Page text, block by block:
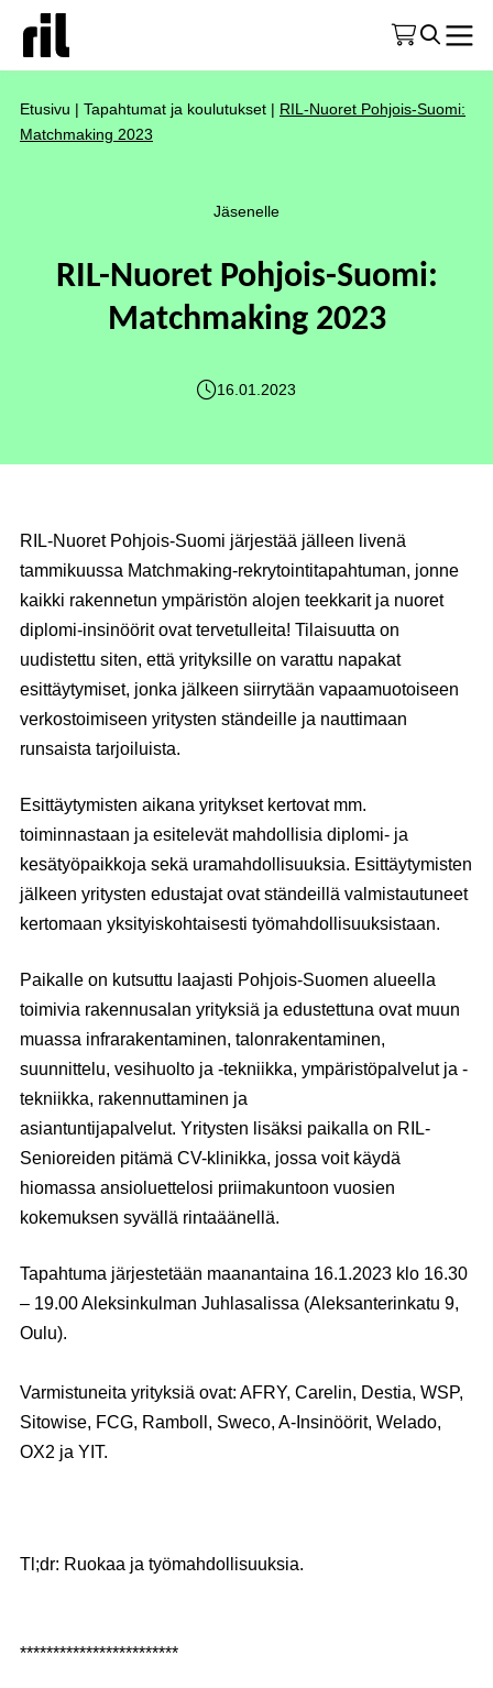
Etusivu | Tapahtumat ja koulutukset | RIL-Nuoret Pohjois-Suomi:
Matchmaking 2023
Jäsenelle
RIL-Nuoret Pohjois-Suomi:
Matchmaking 2023
16.01.2023
RIL-Nuoret Pohjois-Suomi järjestää jälleen livenä
tammikuussa Matchmaking-rekrytointitapahtuman, jonne
kaikki rakennetun ympäristön alojen teekkarit ja nuoret
diplomi-insinöörit ovat tervetulleita! Tilaisuutta on
uudistettu siten, että yrityksille on varattu napakat
esittäytymiset, jonka jälkeen siirrytään vapaamuotoiseen
verkostoimiseen yritysten ständeille ja nauttimaan
runsaista tarjoiluista.
Esittäytymisten aikana yritykset kertovat mm.
toiminnastaan ja esitelevät mahdollisia diplomi- ja
kesätyöpaikkoja sekä uramahdollisuuksia. Esittäytymisten
jälkeen yritysten edustajat ovat ständeillä valmistautuneet
kertomaan yksityiskohtaisesti työmahdollisuuksistaan.
Paikalle on kutsuttu laajasti Pohjois-Suomen alueella
toimivia rakennusalan yrityksiä ja edustettuna ovat muun
muassa infrarakentaminen, talonrakentaminen,
suunnittelu, vesihuolto ja -tekniikka, ympäristöpalvelut ja -
tekniikka, rakennuttaminen ja
asiantuntijapalvelut. Yritysten lisäksi paikalla on RIL-
Senioreiden pitämä CV-klinikka, jossa voit käydä
hiomassa ansioluettelosi priimakuntoon vuosien
kokemuksen syvällä rintaäänellä.
Tapahtuma järjestetään maanantaina 16.1.2023 klo 16.30
– 19.00 Aleksinkulman Juhlasalissa (Aleksanterinkatu 9,
Oulu).
Varmistuneita yrityksiä ovat: AFRY, Carelin, Destia, WSP,
Sitowise, FCG, Ramboll, Sweco, A-Insinöörit, Welado,
OX2 ja YIT.
Tl;dr: Ruokaa ja työmahdollisuuksia.
************************